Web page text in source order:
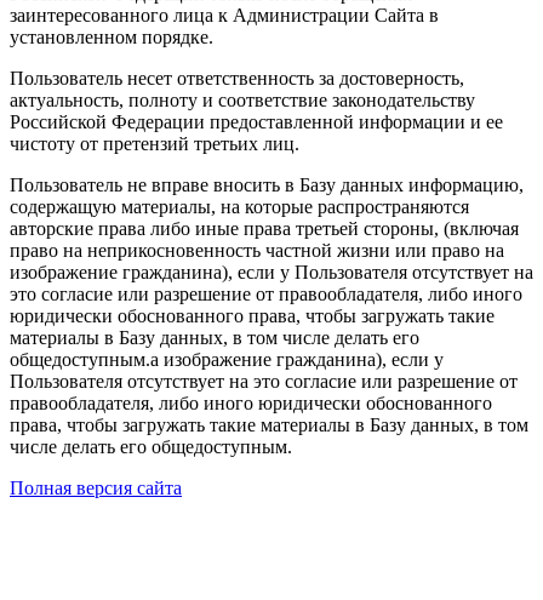
заинтересованного лица к Администрации Сайта в
установленном порядке.
Пользователь несет ответственность за достоверность,
актуальность, полноту и соответствие законодательству
Российской Федерации предоставленной информации и ее
чистоту от претензий третьих лиц.
Пользователь не вправе вносить в Базу данных информацию,
содержащую материалы, на которые распространяются
авторские права либо иные права третьей стороны, (включая
право на неприкосновенность частной жизни или право на
изображение гражданина), если у Пользователя отсутствует на
это согласие или разрешение от правообладателя, либо иного
юридически обоснованного права, чтобы загружать такие
материалы в Базу данных, в том числе делать его
общедоступным.а изображение гражданина), если у
Пользователя отсутствует на это согласие или разрешение от
правообладателя, либо иного юридически обоснованного
права, чтобы загружать такие материалы в Базу данных, в том
числе делать его общедоступным.
Полная версия сайта